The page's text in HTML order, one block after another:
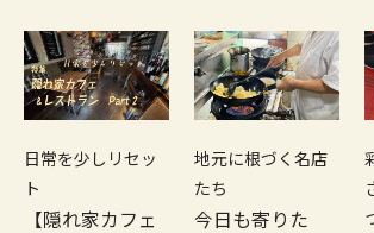
日常を少しリセッ
ト
【隠れ家カフェ
地元に根づく名店
たち
今日も寄りた